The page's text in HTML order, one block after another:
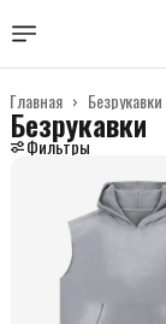
Безрукавки
Главная ›
Безрукавки
Фильтры